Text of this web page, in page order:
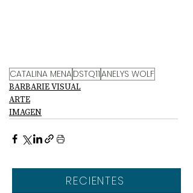
CATALINA MENADSTQ11ANELYS WOLF
BARBARIE VISUAL
ARTE
IMAGEN
RECIENTES